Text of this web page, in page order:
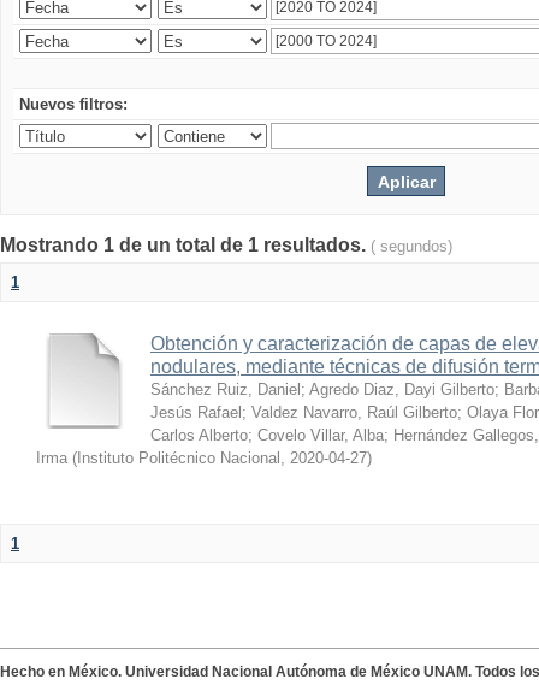
Nuevos filtros:
Mostrando 1 de un total de 1 resultados. ( segundos)
1
Obtención y caracterización de capas de
nodulares, mediante técnicas de difusión
Sánchez Ruiz, Daniel ; Agredo Diaz, Dayi Gilberto;
Jesús Rafael ; Valdez Navarro, Raúl Gilberto; Olaya
Carlos Alberto; Covelo Villar, Alba; Hernández
Irma ( Instituto Politécnico Nacional , 2020-04-27)
1
Hecho en México. Universidad Nacional Autónoma de México UNAM. Todos